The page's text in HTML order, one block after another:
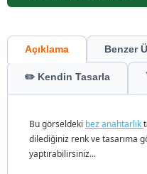
Açıklama Benzer
✏️ Kendin Tasarla
Bu görseldeki bezanahtarlık
dilediğiniz renk ve tasarıma
yaptırabilirsiniz...